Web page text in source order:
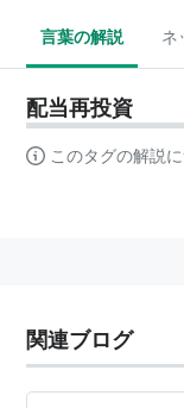
言葉の解説 ネ
配当再投資
このタグの解説
関連ブログ